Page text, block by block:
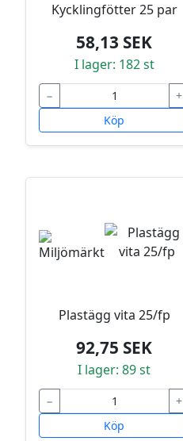
Kycklingfötter 25 par
58,13 SEK
I lager: 182 st
−
+
Köp
Plastägg vita 25/fp
92,75 SEK
I lager: 89 st
−
+
Köp